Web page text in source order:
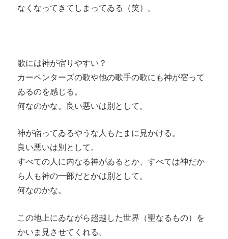
なくなってきてしまってゐる（笑）。
歌には神が宿りやすい？
カーペンターズの歌や他の歌手の歌にも神が宿って
ゐるのを感じる。
何なのかな。良い悪いは別として。
神が宿ってゐるやうな人もたまに見かける。
良い悪いは別として。
すべての人に内なる神がゐるとか、すべては神だか
ら人も神の一部だとかは別として。
何なのかな。
この地上にゐながら超越した世界（聖なるもの）を
かいま見させてくれる。